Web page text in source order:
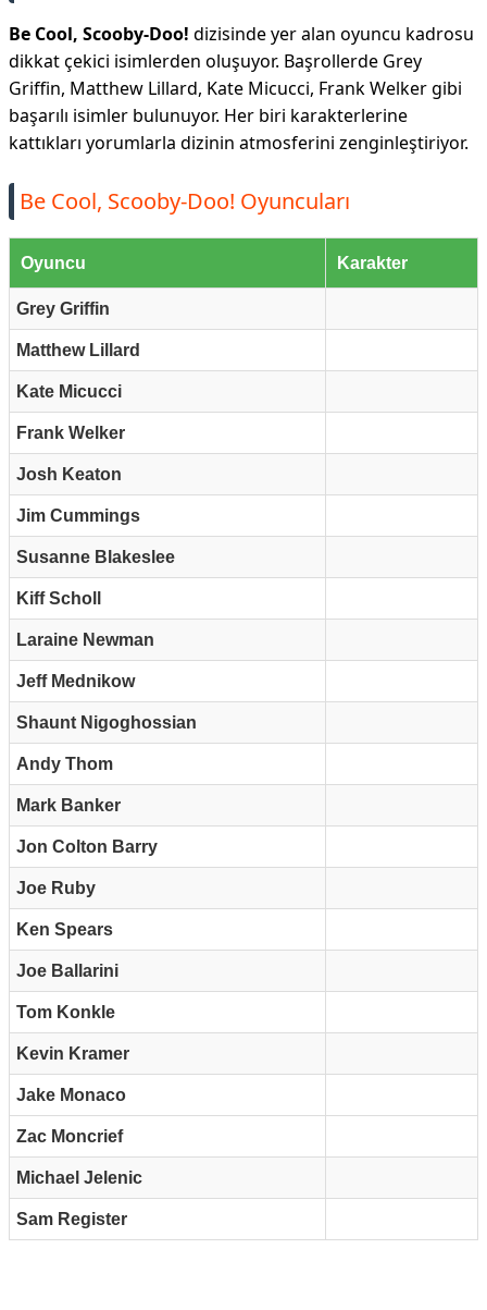
Be Cool, Scooby-Doo! dizisinde yer alan oyuncu kadrosu
dikkat çekici isimlerden oluşuyor. Başrollerde Grey
Griffin, Matthew Lillard, Kate Micucci, Frank Welker gibi
başarılı isimler bulunuyor. Her biri karakterlerine
kattıkları yorumlarla dizinin atmosferini zenginleştiriyor.
Be Cool, Scooby-Doo! Oyuncuları
Oyuncu Karakter
Grey Griffin
Matthew Lillard
Kate Micucci
Frank Welker
Josh Keaton
Jim Cummings
Susanne Blakeslee
Kiff Scholl
Laraine Newman
Jeff Mednikow
Shaunt Nigoghossian
Andy Thom
Mark Banker
Jon Colton Barry
Joe Ruby
Ken Spears
Joe Ballarini
Tom Konkle
Kevin Kramer
Jake Monaco
Zac Moncrief
Michael Jelenic
Sam Register